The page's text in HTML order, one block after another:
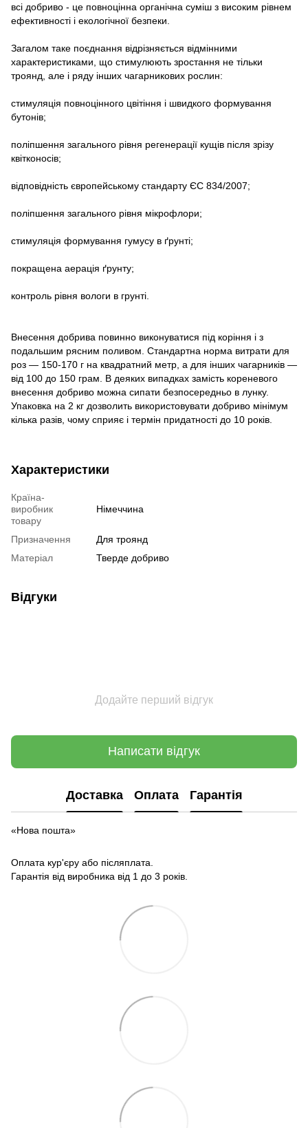
всі добриво - це повноцінна органічна суміш з високим рівнем
ефективності і екологічної безпеки.
Загалом таке поєднання відрізняється відмінними
характеристиками, що стимулюють зростання не тільки
троянд, але і ряду інших чагарникових рослин:
стимуляція повноцінного цвітіння і швидкого формування
бутонів;
поліпшення загального рівня регенерації кущів після зрізу
квітконосів;
відповідність європейському стандарту ЄС 834/2007;
поліпшення загального рівня мікрофлори;
стимуляція формування гумусу в ґрунті;
покращена аерація ґрунту;
контроль рівня вологи в грунті.
Внесення добрива повинно виконуватися під коріння і з
подальшим рясним поливом. Стандартна норма витрати для
роз — 150-170 г на квадратний метр, а для інших чагарників —
від 100 до 150 грам. В деяких випадках замість кореневого
внесення добриво можна сипати безпосередньо в лунку.
Упаковка на 2 кг дозволить використовувати добриво мінімум
кілька разів, чому сприяє і термін придатності до 10 років.
Характеристики
Країна-
виробник
товару
Німеччина
Призначення
Для троянд
Матеріал
Тверде добриво
Відгуки
Додайте перший відгук
Написати відгук
Доставка Оплата Гарантія
«Нова пошта»
Оплата кур'єру або післяплата.
Гарантія від виробника від 1 до 3 років.